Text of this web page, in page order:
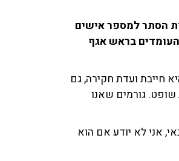
הסתר למספר אישים
בראש אגף
היא חייבת ועדת חקירה, גם
שופט. גורמים שאנו
אני לא יודע אם הוא